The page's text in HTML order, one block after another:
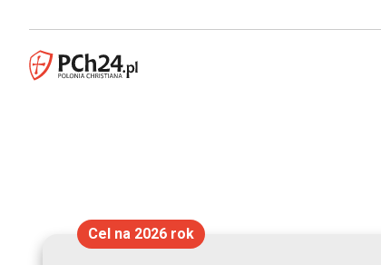
Cel na 2026 rok